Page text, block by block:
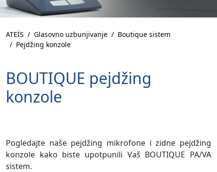
ATEÏS Glasovno uzbunjivanje
Boutique sistem
Pejdžing konzole
BOUTIQUE pejdžing
konzole
Pogledajte naše pejdžing mikrofone i zidne pejdžing
konzole kako biste upotpunili Vaš BOUTIQUE PA/VA
sistem.